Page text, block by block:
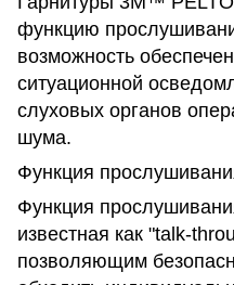
функцию
возможность
ситуационной
слуховых органов
шума.
Функция
Функция
известная как "talk-
позволяющим